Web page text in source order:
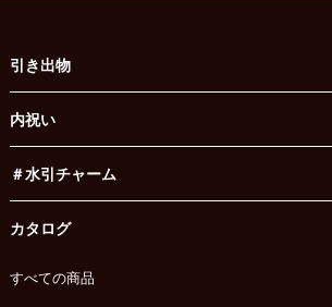
引き出物
内祝い
＃水引チャーム
カタログ
すべての商品